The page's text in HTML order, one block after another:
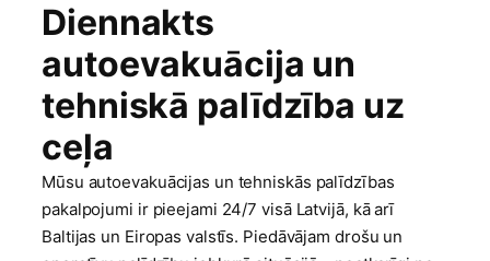
Diennakts
autoevakuācija un
tehniskā palīdzība uz
ceļa
Mūsu autoevakuācijas un tehniskās palīdzības
pakalpojumi ir pieejami 24/7 visā Latvijā, kā arī
Baltijas un Eiropas valstīs. Piedāvājam drošu un